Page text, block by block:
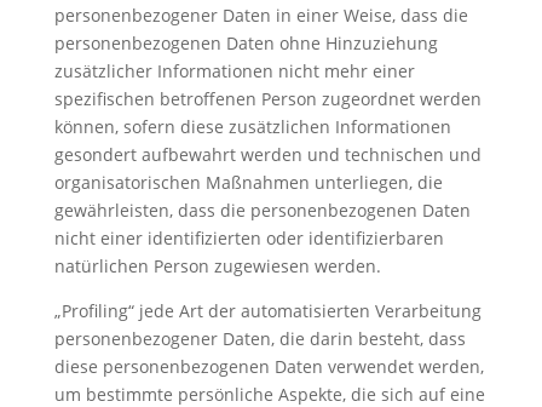
personenbezogener Daten in einer Weise, dass die
personenbezogenen Daten ohne Hinzuziehung
zusätzlicher Informationen nicht mehr einer
spezifischen betroffenen Person zugeordnet werden
können, sofern diese zusätzlichen Informationen
gesondert aufbewahrt werden und technischen und
organisatorischen Maßnahmen unterliegen, die
gewährleisten, dass die personenbezogenen Daten
nicht einer identifizierten oder identifizierbaren
natürlichen Person zugewiesen werden.
„Profiling“ jede Art der automatisierten Verarbeitung
personenbezogener Daten, die darin besteht, dass
diese personenbezogenen Daten verwendet werden,
um bestimmte persönliche Aspekte, die sich auf eine